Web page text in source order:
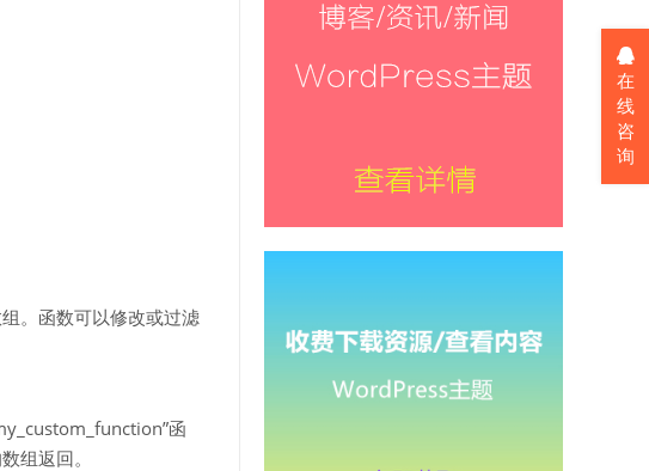
。函数可以修改或过滤
函
组返回。
在
线
咨
询